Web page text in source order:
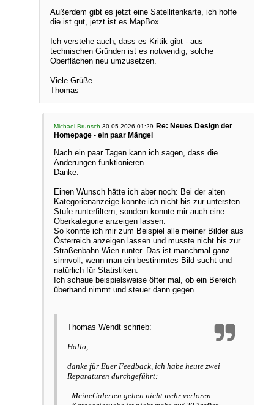
Außerdem gibt es jetzt eine Satellitenkarte, ich hoffe
die ist gut, jetzt ist es MapBox.
Ich verstehe auch, dass es Kritik gibt - aus
technischen Gründen ist es notwendig, solche
Oberflächen neu umzusetzen.
Viele Grüße
Thomas
Michael Brunsch 30.05.2026 01:29
Re: Neues Design der
Homepage - ein paar Mängel
Nach ein paar Tagen kann ich sagen, dass die
Änderungen funktionieren.
Danke.
Einen Wunsch hätte ich aber noch: Bei der alten
Kategorienanzeige konnte ich nicht bis zur untersten
Stufe runterfiltern, sondern konnte mir auch eine
Oberkategorie anzeigen lassen.
So konnte ich mir zum Beispiel alle meiner Bilder aus
Österreich anzeigen lassen und musste nicht bis zur
Straßenbahn Wien runter. Das ist manchmal ganz
sinnvoll, wenn man ein bestimmtes Bild sucht und
natürlich für Statistiken.
Ich schaue beispielsweise öfter mal, ob ein Bereich
überhand nimmt und steuer dann gegen.
Thomas Wendt schrieb:
Hallo,
danke für Euer Feedback, ich habe heute zwei
Reparaturen durchgeführt:
- MeineGalerien gehen nicht mehr verloren